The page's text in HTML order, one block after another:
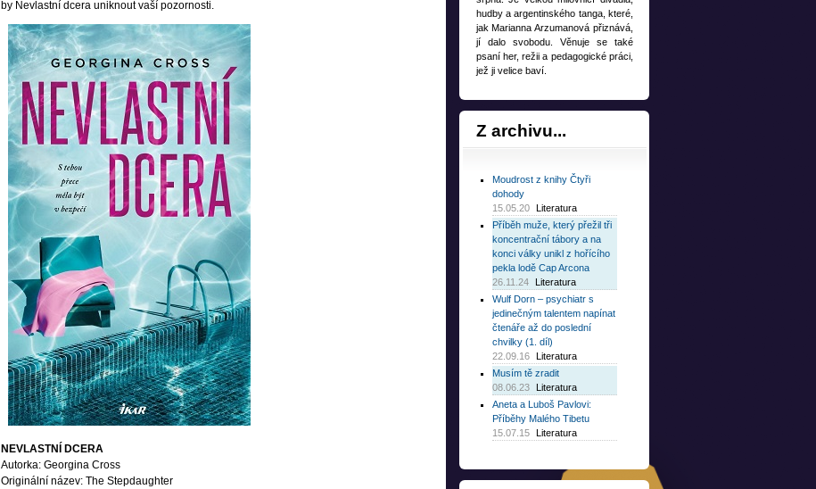
by Nevlastní dcera uniknout vaší pozornosti.
NEVLASTNÍ DCERA
Autorka: Georgina Cross
Originální název: The Stepdaughter
hudby a argentinského tanga, které,
jak Marianna Arzumanová přiznává,
jí dalo svobodu. Věnuje se také
psaní her, režii a pedagogické práci,
jež ji velice baví.
Z archivu...
Moudrost z knihy Čtyři
dohody
15.05.20
Literatura
Příběh muže, který přežil tři
koncentrační tábory a na
konci války unikl z hořícího
pekla lodě Cap Arcona
26.11.24
Literatura
Wulf Dorn – psychiatr s
jedinečným talentem napínat
čtenáře až do poslední
chvilky (1. díl)
22.09.16
Literatura
Musím tě zradit
08.06.23
Literatura
Aneta a Luboš Pavlovi:
Příběhy Malého Tibetu
15.07.15
Literatura